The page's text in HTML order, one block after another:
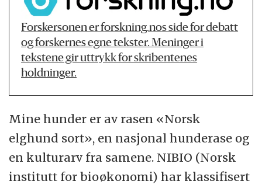
Forskersonen er forskning.nos side for debatt
og forskernes egne tekster. Meninger i
tekstene gir uttrykk for skribentenes
holdninger.
Mine hunder er av rasen «Norsk
elghund sort», en nasjonal hunderase og
en kulturarv fra samene. NIBIO (Norsk
institutt for bioøkonomi) har klassifisert